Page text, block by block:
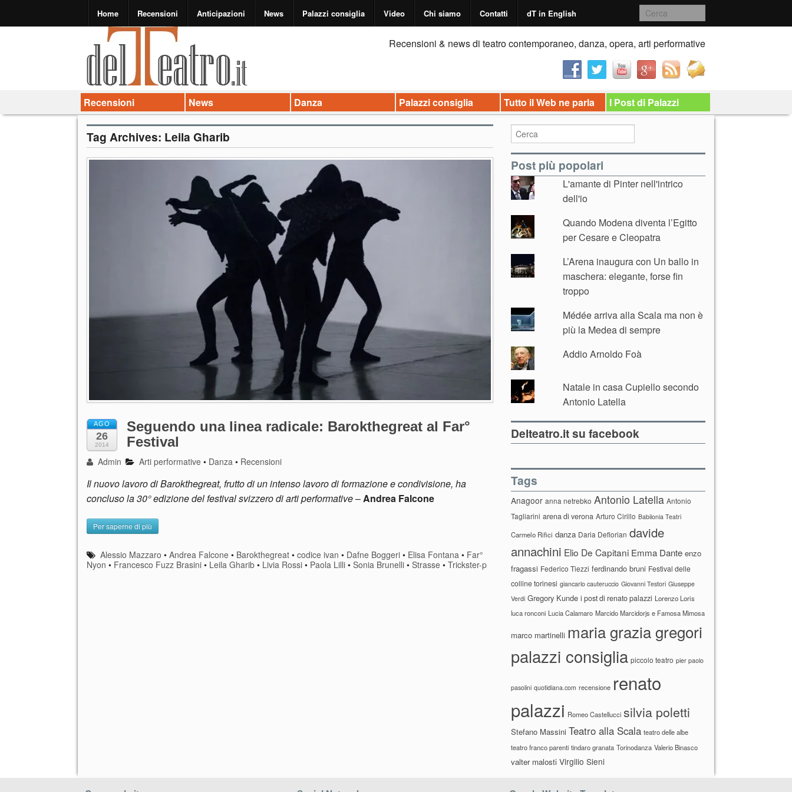
Home Recensioni Anticipazioni News Palazzi consiglia Video Chi siamo Contatti dT in English
Recensioni & news di teatro contemporaneo, danza, opera, arti performative
Recensioni News Danza Palazzi consiglia Tutto il Web ne parla I Post di Palazzi
Tag Archives: Leila Gharib
AGO
26
2014
Seguendo una linea radicale: Barokthegreat al Far°
Festival
Admin Arti performative • Danza • Recensioni
Il nuovo lavoro di Barokthegreat, frutto di un intenso lavoro di formazione e condivisione, ha
concluso la 30° edizione del festival svizzero di arti performative–Andrea Falcone
Per saperne di più
Alessio Mazzaro •Andrea Falcone • Barokthegreat •codice ivan • Dafne Boggeri • Elisa Fontana • Far°
Nyon • Francesco Fuzz Brasini • Leila Gharib • Livia Rossi • Paola Lilli • Sonia Brunelli • Strasse • Trickster-p
Post più popolari
L'amante di Pinter nell'intrico
dell'io
Quando Modena diventa l’Egitto
per Cesare e Cleopatra
L’Arena inaugura con Un ballo in
maschera: elegante, forse fin
troppo
Médée arriva alla Scala ma non è
più la Medea di sempre
Addio Arnoldo Foà
Natale in casa Cupiello secondo
Antonio Latella
Delteatro.it su facebook
Tags
Anagoor anna netrebko Antonio Latella Antonio
Tagliarini arena di verona Arturo Cirillo Babilonia Teatri
Carmelo Rifici danza Daria Deflorian davide
annachini Elio De Capitani Emma Dante enzo
fragassi Federico Tiezzi ferdinando bruni Festival delle
colline torinesi giancarlo cauteruccio Giovanni Testori Giuseppe
Verdi Gregory Kunde i post di renato palazzi Lorenzo Loris
luca ronconi Lucia Calamaro Marcido Marcidorjs e Famosa Mimosa
marco martinelli maria grazia gregori
palazzi consiglia piccolo teatro pier paolo
pasolini quotidiana.com recensione renato
palazzi Romeo Castellucci silvia poletti
Stefano Massini Teatro alla Scala teatro delle albe
teatro franco parenti tindaro granata Torinodanza Valerio Binasco
valter malosti Virgilio Sieni